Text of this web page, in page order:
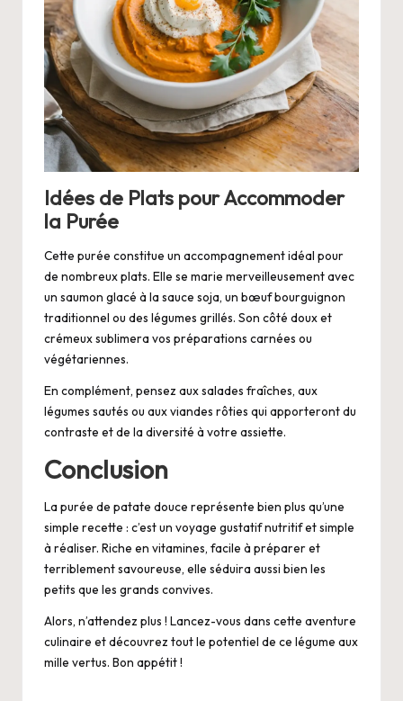
Idées de Plats pour Accommoder
la Purée
Cette purée constitue un accompagnement idéal pour
de nombreux plats. Elle se marie merveilleusement avec
un saumon glacé à la sauce soja, un bœuf bourguignon
traditionnel ou des légumes grillés. Son côté doux et
crémeux sublimera vos préparations carnées ou
végétariennes.
En complément, pensez aux salades fraîches, aux
légumes sautés ou aux viandes rôties qui apporteront du
contraste et de la diversité à votre assiette.
Conclusion
La purée de patate douce représente bien plus qu’une
simple recette : c’est un voyage gustatif nutritif et simple
à réaliser. Riche en vitamines, facile à préparer et
terriblement savoureuse, elle séduira aussi bien les
petits que les grands convives.
Alors, n’attendez plus ! Lancez-vous dans cette aventure
culinaire et découvrez tout le potentiel de ce légume aux
mille vertus. Bon appétit !